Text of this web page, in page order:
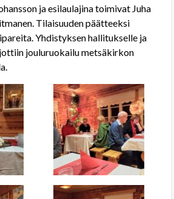
ja esilaulajina toimivat Juha
Tilaisuuden päätteeksi
Yhdistyksen hallitukselle ja
jouluruokailu metsäkirkon